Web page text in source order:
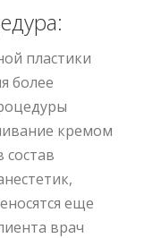
пластики
более
кремом
состав
еще
врач